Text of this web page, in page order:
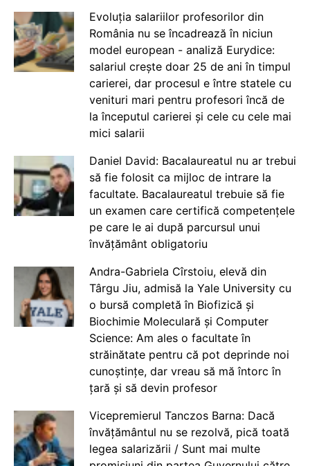
Evoluția salariilor profesorilor din
România nu se încadrează în niciun
model european - analiză Eurydice:
salariul crește doar 25 de ani în timpul
carierei, dar procesul e între statele cu
venituri mari pentru profesori încă de
la începutul carierei și cele cu cele mai
mici salarii
Daniel David: Bacalaureatul nu ar trebui
să fie folosit ca mijloc de intrare la
facultate. Bacalaureatul trebuie să fie
un examen care certifică competențele
pe care le ai după parcursul unui
învățământ obligatoriu
Andra-Gabriela Cîrstoiu, elevă din
Târgu Jiu, admisă la Yale University cu
o bursă completă în Biofizică și
Biochimie Moleculară și Computer
Science: Am ales o facultate în
străinătate pentru că pot deprinde noi
cunoștințe, dar vreau să mă întorc în
țară și să devin profesor
Vicepremierul Tanczos Barna: Dacă
învățământul nu se rezolvă, pică toată
legea salarizării / Sunt mai multe